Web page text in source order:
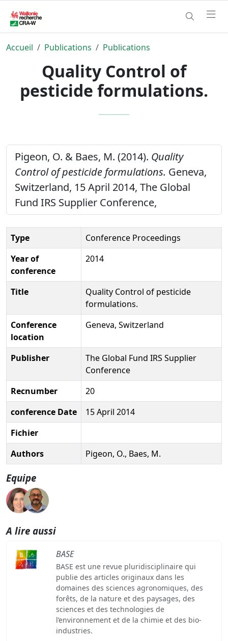
Accueil Publications Publications
Quality Control of
pesticide formulations.
Pigeon, O. & Baes, M. (2014). Quality
Control of pesticide formulations. Geneva,
Switzerland, 15 April 2014, The Global
Fund IRS Supplier Conference,
Type
Conference Proceedings
Year of
conference
2014
Title
Quality Control of pesticide
formulations.
Conference
location
Geneva, Switzerland
Publisher
The Global Fund IRS Supplier
Conference
Recnumber
20
conference Date
15 April 2014
Fichier
Authors
Pigeon, O., Baes, M.
Equipe
A lire aussi
BASE
BASE est une revue pluridisciplinaire qui
publie des articles originaux dans les
domaines des sciences agronomiques, des
forêts, de la nature et des paysages, des
sciences et des technologies de
l’environnement et de la chimie et des bio-
industries.